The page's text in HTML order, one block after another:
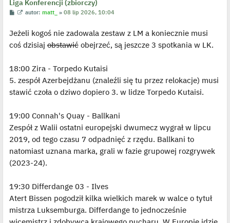
Liga Konferencji (zbiorczy)
P
t
W
w
e
p
o
j
e
d
c
z
y
p
o
t
autor:matt_ »08 lip 2026, 10:04
Jeżeli kogoś nie zadowala zestaw z LM a koniecznie musi
coś dzisiajobstawićobejrzeć, są jeszcze 3 spotkania w LK.
18:00 Zira - Torpedo Kutaisi
5. zespół Azerbejdżanu (znaleźli się tu przez relokacje) musi
stawić czoła o dziwo dopiero 3. w lidze Torpedo Kutaisi.
19:00 Connah's Quay - Ballkani
Zespół z Walii ostatni europejski dwumecz wygrał w lipcu
2019, od tego czasu 7 odpadnięć z rzędu. Ballkani to
natomiast uznana marka, grali w fazie grupowej rozgrywek
(2023-24).
19:30 Differdange 03 - Ilves
Atert Bissen pogodził kilka wielkich marek w walce o tytuł
mistrza Luksemburga. Differdange to jednocześnie